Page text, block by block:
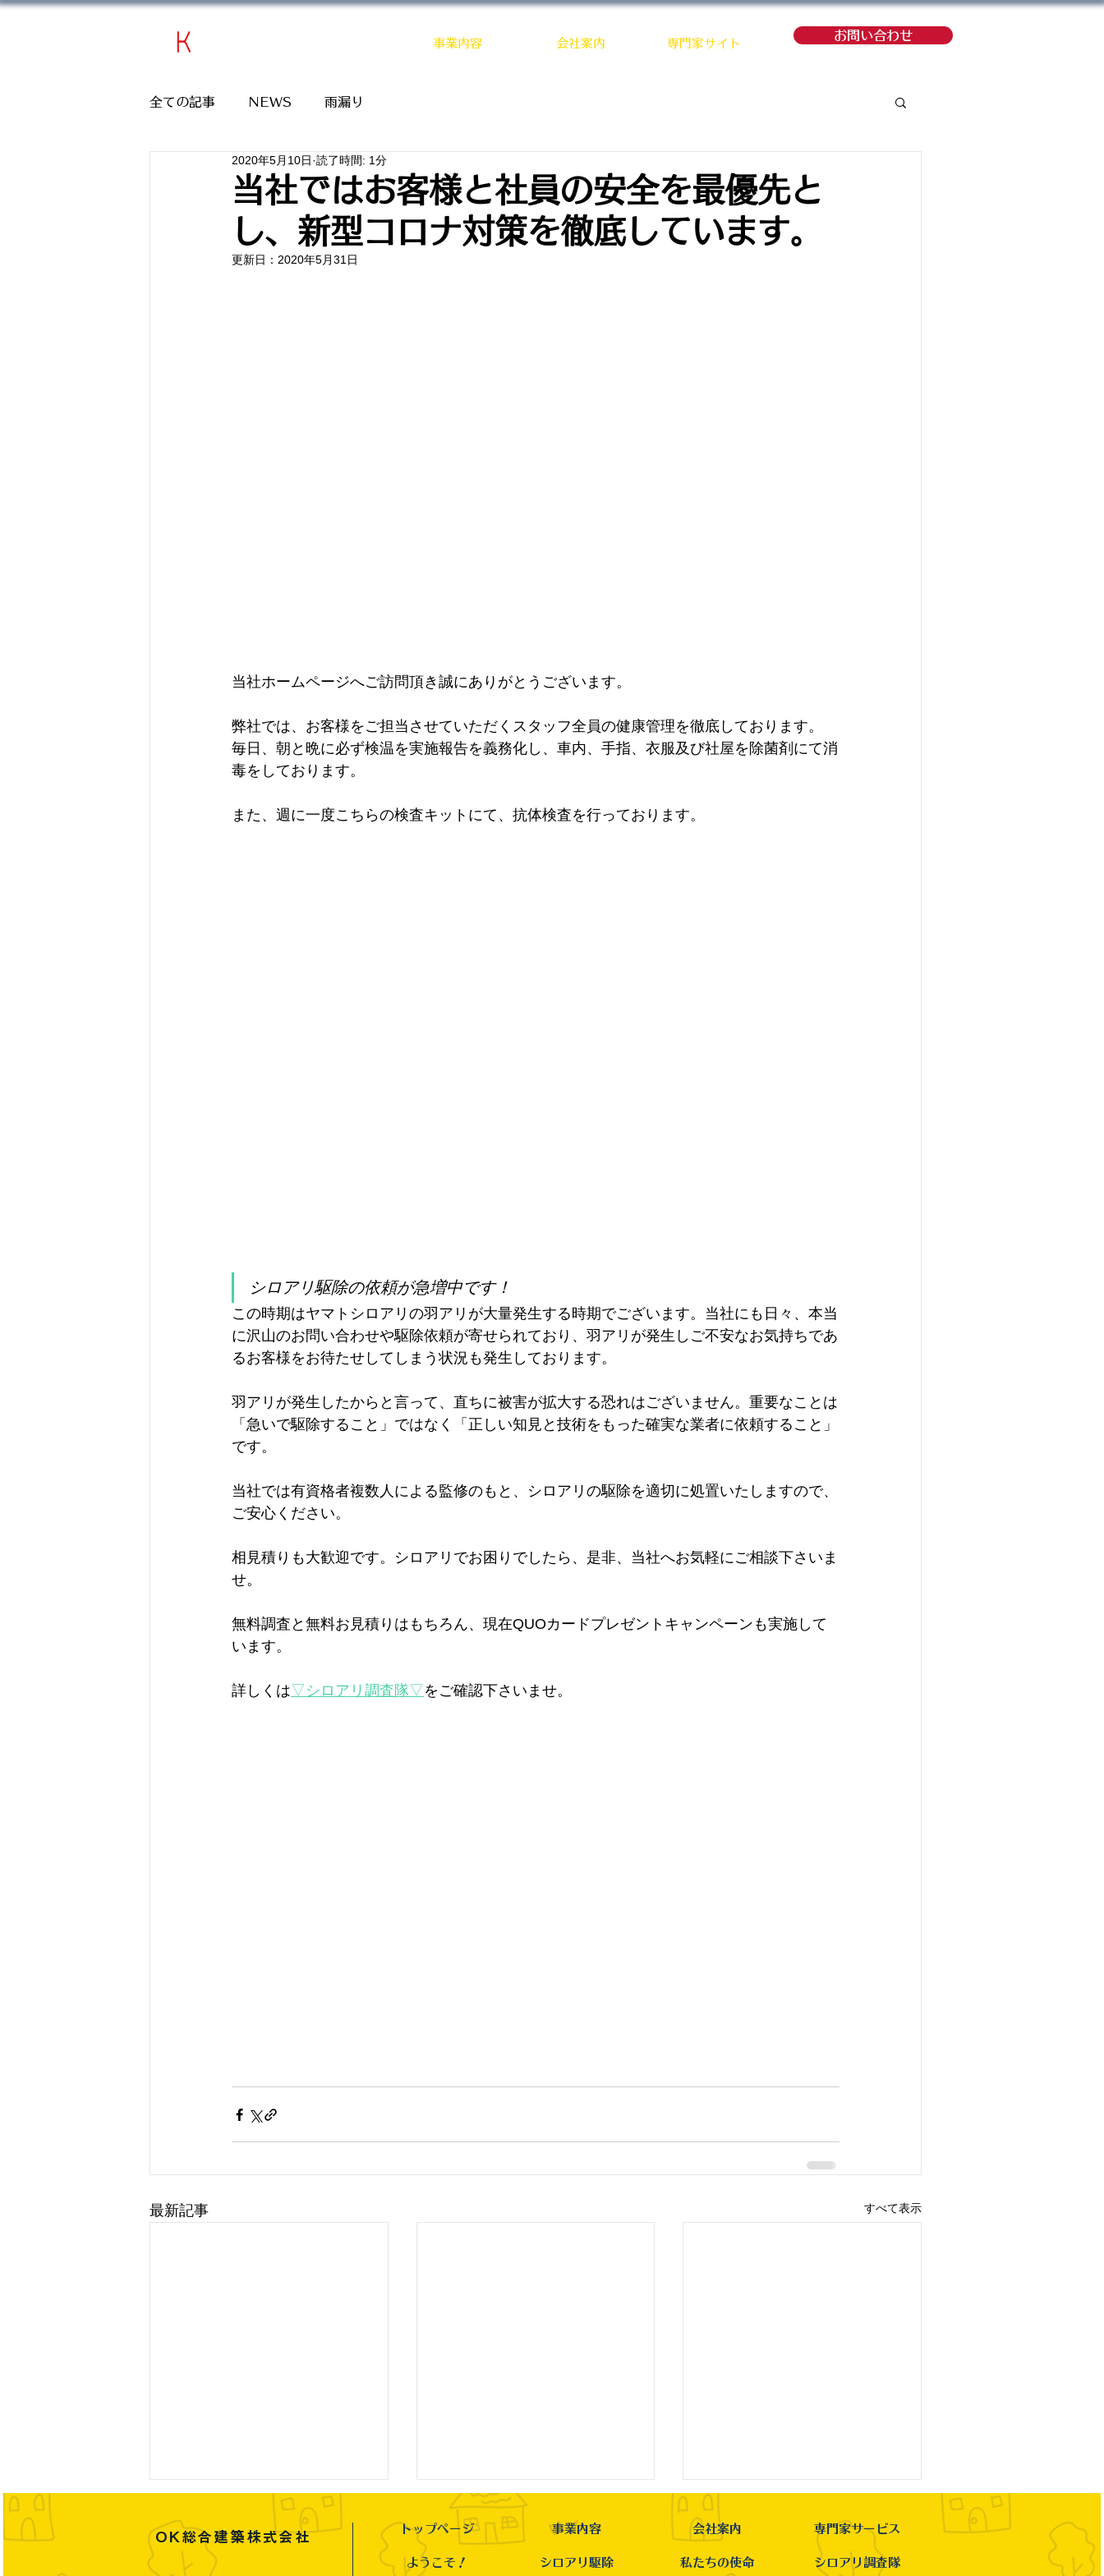
事業内容 会社案内 専門家サイト
お問い合わせ
全ての記事 NEWS 雨漏り
当社ではお客様と社員の安全を最優先と
し、新型コロナ対策を徹底しています。
2020年5月10日 読了時間: 1分
更新日： 2020年5月31日
当社ホームページへご訪問頂き誠にありがとうございます。
弊社では、お客様をご担当させていただくスタッフ全員の健康管理を徹底しております。
毎日、朝と晩に必ず検温を実施報告を義務化し、車内、手指、衣服及び社屋を除菌剤にて消
毒をしております。
また、週に一度こちらの検査キットにて、抗体検査を行っております。
シロアリ駆除の依頼が急増中です！
この時期はヤマトシロアリの羽アリが大量発生する時期でございます。当社にも日々、本当
に沢山のお問い合わせや駆除依頼が寄せられており、羽アリが発生しご不安なお気持ちであ
るお客様をお待たせしてしまう状況も発生しております。
羽アリが発生したからと言って、直ちに被害が拡大する恐れはございません。重要なことは
「急いで駆除すること」ではなく「正しい知見と技術をもった確実な業者に依頼すること」
です。
当社では有資格者複数人による監修のもと、シロアリの駆除を適切に処置いたしますので、
ご安心ください。
相見積りも大歓迎です。シロアリでお困りでしたら、是非、当社へお気軽にご相談下さいま
せ。
無料調査と無料お見積りはもちろん、現在QUOカードプレゼントキャンペーンも実施して
います。
詳しくは▽シロアリ調査隊▽ をご確認下さいませ。
最新記事 すべて表示
OK総合建築株式会社
トップページ
ようこそ！
事業内容
シロアリ駆除
会社案内
私たちの使命
専門家サービス
シロアリ調査隊